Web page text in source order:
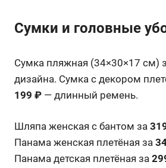
Сумки и головные
Сумка пляжная (34×30×17 см)
дизайна. Сумка с декором
199 ₽ — длинный ремень.
Шляпа женская с бантом за
Панама женская плетёная за
Панама детская плетёная за